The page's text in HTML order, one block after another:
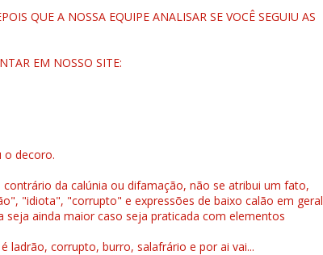
QUE A NOSSA EQUIPE ANALISAR SE VOCÊ SEGUIU AS
EM NOSSO SITE:
o decoro.
da calúnia ou difamação, não se atribui um fato,
"idiota", "corrupto" e expressões de baixo calão em geral
ainda maior caso seja praticada com elementos
ladrão, corrupto, burro, salafrário e por ai vai...